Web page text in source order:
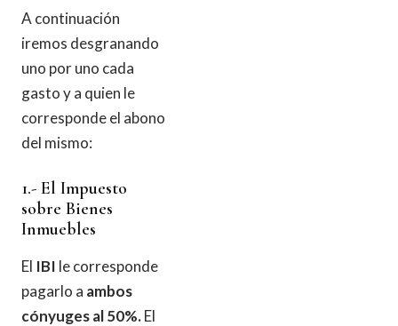
A continuación
iremos desgranando
uno por uno cada
gasto y a quien le
corresponde el abono
del mismo:
1.- El Impuesto
sobre Bienes
Inmuebles
El IBI le corresponde
pagarlo a ambos
cónyuges al 50%.El